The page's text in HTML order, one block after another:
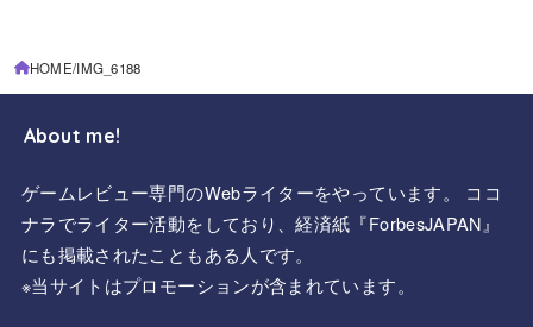
HOME IMG_6188
About me!
ゲームレビュー専門のWebライターをやっています。 ココ
ナラでライター活動をしており、経済紙『ForbesJAPAN』
にも掲載されたこともある人です。
※当サイトはプロモーションが含まれています。